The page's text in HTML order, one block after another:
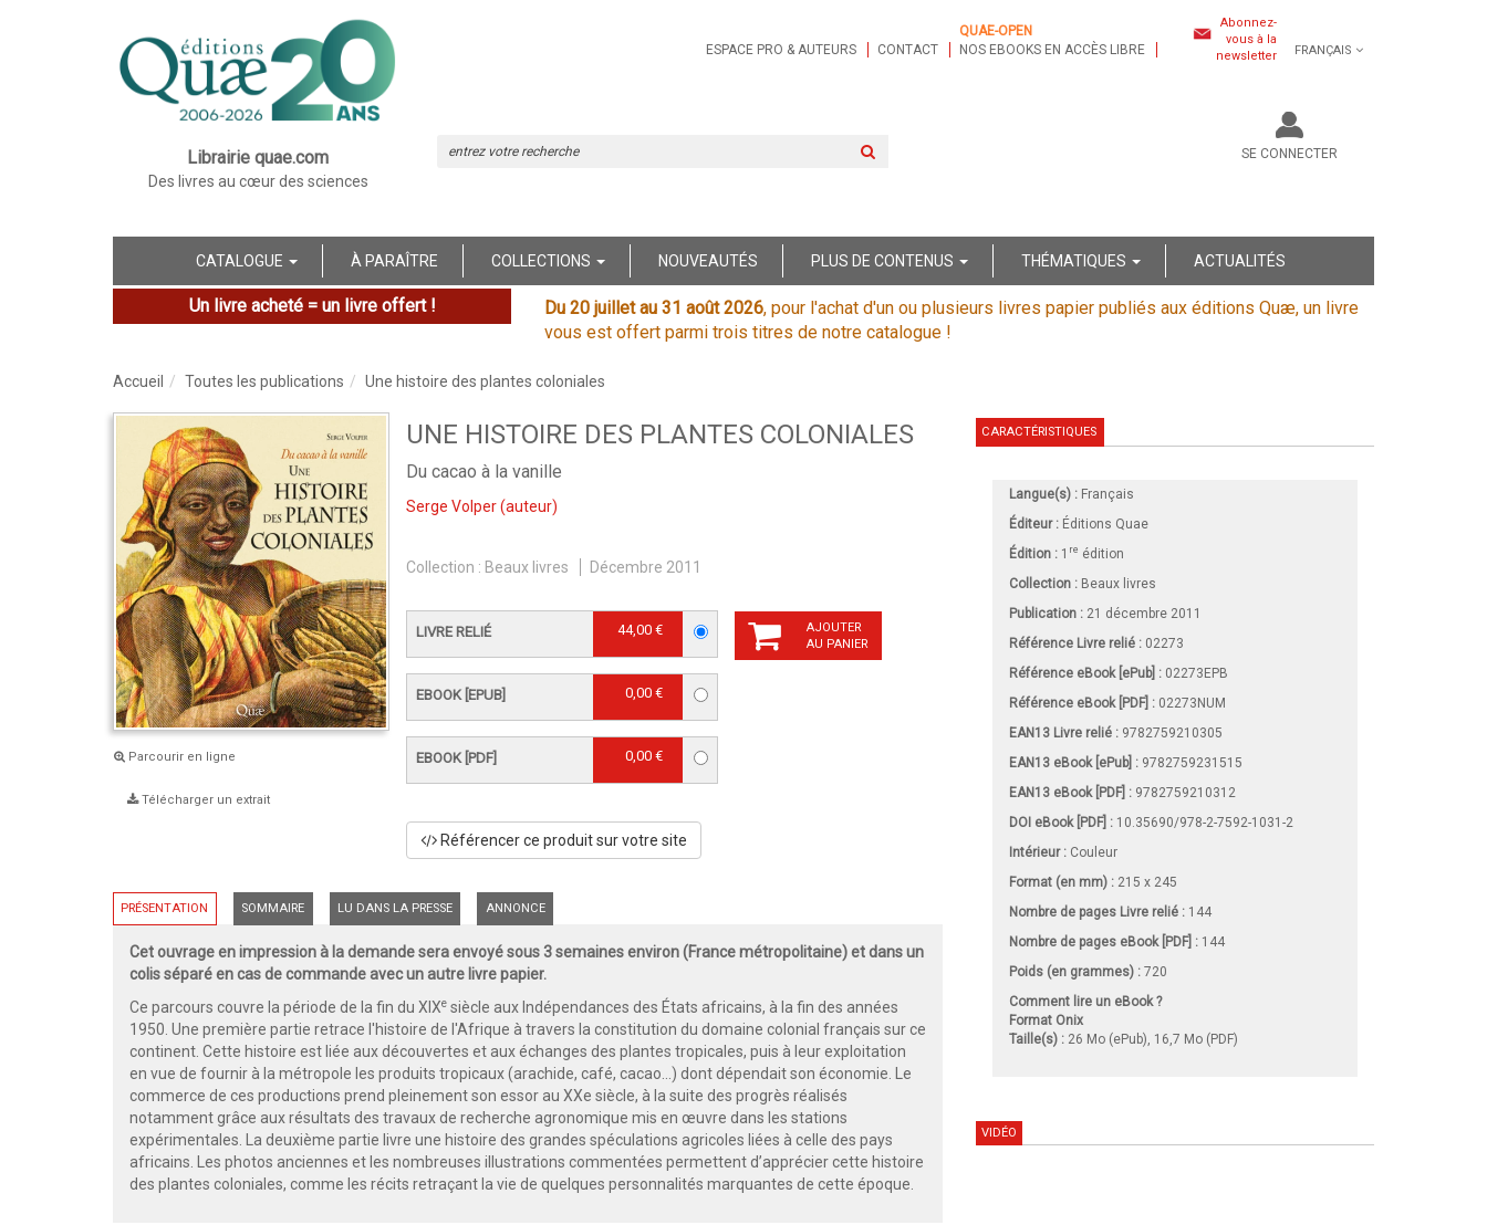
Librairie quae.com
Des livres au cœur des sciences
ESPACE PRO & AUTEURS CONTACT
QUAE-OPEN
NOS EBOOKS EN ACCÈS LIBRE
Abonnez-
vous à la
newsletter
FRANÇAIS
SE CONNECTER
CATALOGUE À PARAÎTRE COLLECTIONS NOUVEAUTÉS PLUS DE CONTENUS THÉMATIQUES ACTUALITÉS
Un livre acheté = un livre offert ! Du 20 juillet au 31 août 2026, pour l'achat d'un ou plusieurs livres papier publiés aux éditions Quæ, un livre
vous est offert parmi trois titres de notre catalogue !
Accueil Toutes les publications Une histoire des plantes coloniales
Parcourir en ligne
Télécharger un extrait
UNE HISTOIRE DES PLANTES COLONIALES
Du cacao à la vanille
Serge Volper(auteur)
Collection : Beaux livres Décembre 2011
LIVRE RELIÉ 44,00 €
EBOOK [EPUB] 0,00 €
EBOOK [PDF] 0,00 €
AJOUTER
AU PANIER
Référencer ce produit sur votre site
PRÉSENTATION SOMMAIRE LU DANS LA PRESSE ANNONCE
Cet ouvrage en impression à la demande sera envoyé sous 3 semaines environ (France métropolitaine) et dans un
colis séparé en cas de commande avec un autre livre papier.
Ce parcours couvre la période de la fin du XIXe siècle aux Indépendances des États africains, à la fin des années
1950. Une première partie retrace l'histoire de l'Afrique à travers la constitution du domaine colonial français sur ce
continent. Cette histoire est liée aux découvertes et aux échanges des plantes tropicales, puis à leur exploitation
en vue de fournir à la métropole les produits tropicaux (arachide, café, cacao...) dont dépendait son économie. Le
commerce de ces productions prend pleinement son essor au XXe siècle, à la suite des progrès réalisés
notamment grâce aux résultats des travaux de recherche agronomique mis en œuvre dans les stations
expérimentales. La deuxième partie livre une histoire des grandes spéculations agricoles liées à celle des pays
africains. Les photos anciennes et les nombreuses illustrations commentées permettent d’apprécier cette histoire
des plantes coloniales, comme les récits retraçant la vie de quelques personnalités marquantes de cette époque.
CARACTÉRISTIQUES
Langue(s) : Français
Éditeur : Éditions Quae
Édition : 1 re édition
Collection : Beaux livres
Publication : 21 décembre 2011
Référence Livre relié : 02273
Référence eBook [ePub] : 02273EPB
Référence eBook [PDF] : 02273NUM
EAN13 Livre relié : 9782759210305
EAN13 eBook [ePub] : 9782759231515
EAN13 eBook [PDF] : 9782759210312
DOI eBook [PDF] : 10.35690/978-2-7592-1031-2
Intérieur : Couleur
Format (en mm) : 215 x 245
Nombre de pages Livre relié : 144
Nombre de pages eBook [PDF] : 144
Poids (en grammes) : 720
Comment lire un eBook ?
Format Onix
Taille(s) : 26 Mo (ePub), 16,7 Mo (PDF)
VIDÉO